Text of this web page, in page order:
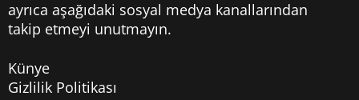
ayrıca aşağıdaki sosyal medya kanallarından
takip etmeyi unutmayın.
Künye
Gizlilik Politikası